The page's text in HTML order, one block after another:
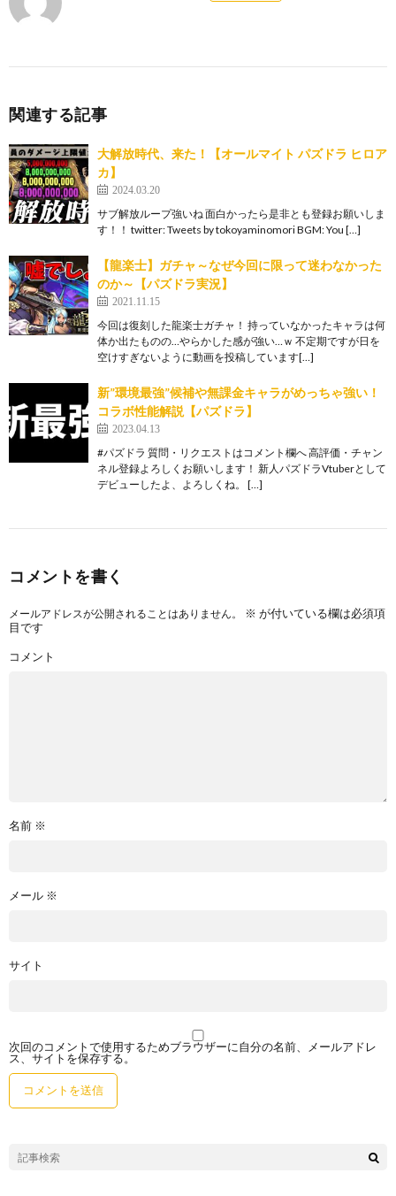
関連する記事
大解放時代、来た！【オールマイト パズドラ ヒロア
カ】
2024.03.20
サブ解放ループ強いね 面白かったら是非とも登録お願いしま
す！！ twitter: Tweets by tokoyaminomori BGM: You […]
【龍楽士】ガチャ～なぜ今回に限って迷わなかった
のか～【パズドラ実況】
2021.11.15
今回は復刻した龍楽士ガチャ！ 持っていなかったキャラは何
体か出たものの…やらかした感が強い…ｗ 不定期ですが日を
空けすぎないように動画を投稿しています[…]
新”環境最強”候補や無課金キャラがめっちゃ強い！
コラボ性能解説【パズドラ】
2023.04.13
#パズドラ 質問・リクエストはコメント欄へ 高評価・チャン
ネル登録よろしくお願いします！ 新人パズドラVtuberとして
デビューしたよ、よろしくね。 […]
コメントを書く
メールアドレスが公開されることはありません。 ※ が付いている欄は必須項
目です
コメント
名前 ※
メール ※
サイト
次回のコメントで使用するためブラウザーに自分の名前、メールアドレ
ス、サイトを保存する。